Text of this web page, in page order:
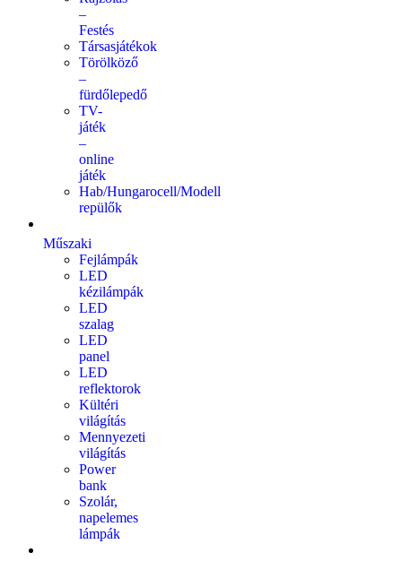
–
Festés
Társasjátékok
Törölköző
–
fürdőlepedő
TV-
játék
–
online
játék
Hab/Hungarocell/Modell
repülők
Műszaki
Fejlámpák
LED
kézilámpák
LED
szalag
LED
panel
LED
reflektorok
Kültéri
világítás
Mennyezeti
világítás
Power
bank
Szolár,
napelemes
lámpák